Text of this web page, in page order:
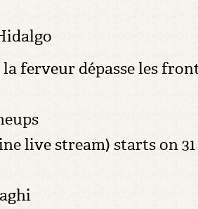
ferveur dépasse les
live stream) starts on